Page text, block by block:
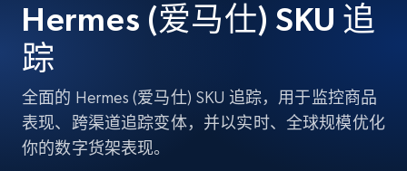
Hermes (爱马仕) SKU 追
踪
全面的 Hermes (爱马仕) SKU 追踪，用于监控商品
表现、跨渠道追踪变体，并以实时、全球规模优化
你的数字货架表现。